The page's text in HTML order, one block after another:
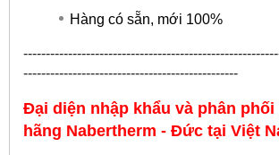
Hàng có sẵn, mới 100%
------------------------------------------------
Đại diện nhập khẩu và phân phối
hãng Nabertherm - Đức tại Việt